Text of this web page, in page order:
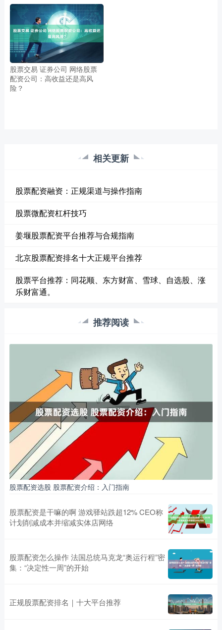
股票交易 证券公司 网络股票
配资公司：高收益还是高风
险？
相关更新
股票配资融资：正规渠道与操作指南
股票微配资杠杆技巧
姜堰股票配资平台推荐与合规指南
北京股票配资排名十大正规平台推荐
股票平台推荐：同花顺、东方财富、雪球、自选股、涨
乐财富通。
推荐阅读
股票配资选股 股票配资介绍：入门指南
股票配资是干嘛的啊 游戏驿站跌超12% CEO称
计划削减成本并缩减实体店网络
股票配资怎么操作 法国总统马克龙“奥运行程”密
集：“决定性一周”的开始
正规股票配资排名｜十大平台推荐